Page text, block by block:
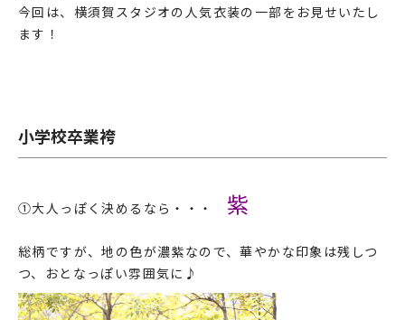
今回は、横須賀スタジオの人気衣装の一部をお見せいたし
ます！
小学校卒業袴
①大人っぽく決めるなら・・・ 紫
総柄ですが、地の色が濃紫なので、華やかな印象は残しつ
つ、おとなっぽい雰囲気に♪